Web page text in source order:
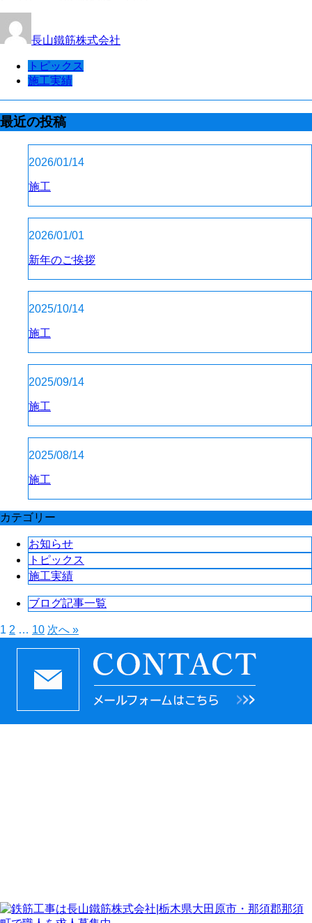
長山鐵筋株式会社
トピックス
施工実績
最近の投稿
2026/01/14
施工
2026/01/01
新年のご挨拶
2025/10/14
施工
2025/09/14
施工
2025/08/14
施工
カテゴリー
お知らせ
トピックス
施工実績
ブログ記事一覧
1 2 … 10 次へ »